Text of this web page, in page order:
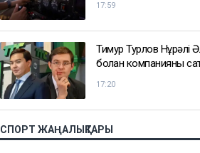
17:59
Тимур Турлов Нұрәлі
болған компанияны
17:20
СПОРТ ЖАҢАЛЫҚТАРЫ